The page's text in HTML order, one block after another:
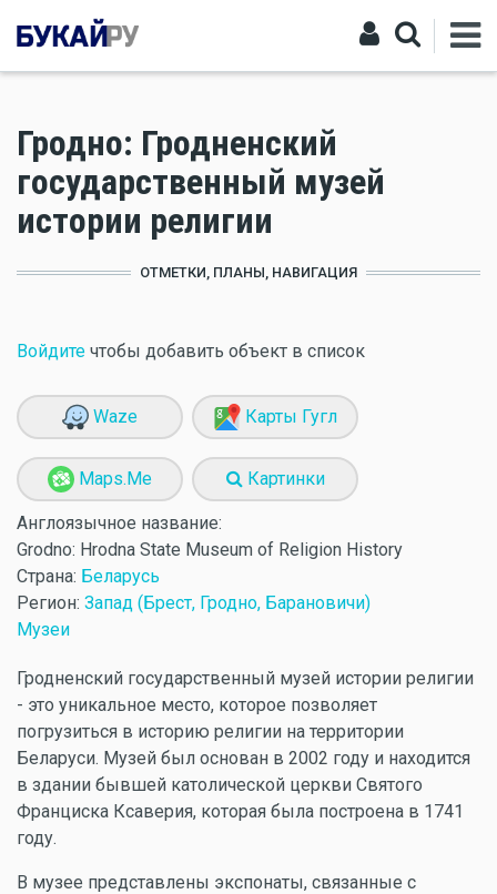
Гродно: Гродненский
государственный музей
истории религии
ОТМЕТКИ, ПЛАНЫ, НАВИГАЦИЯ
Войдите чтобы добавить объект в список
Waze Карты Гугл
Maps.Me Картинки
Англоязычное название:
Grodno: Hrodna State Museum of Religion History
Страна: Беларусь
Регион: Запад (Брест, Гродно, Барановичи)
Музеи
Гродненский государственный музей истории религии
- это уникальное место, которое позволяет
погрузиться в историю религии на территории
Беларуси. Музей был основан в 2002 году и находится
в здании бывшей католической церкви Святого
Франциска Ксаверия, которая была построена в 1741
году.
В музее представлены экспонаты, связанные с